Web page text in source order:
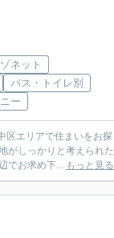
ネット
バス・トイレ別
ー
区エリアで住まいをお探
がしっかりと考えられ
でお求め下... もっと見る